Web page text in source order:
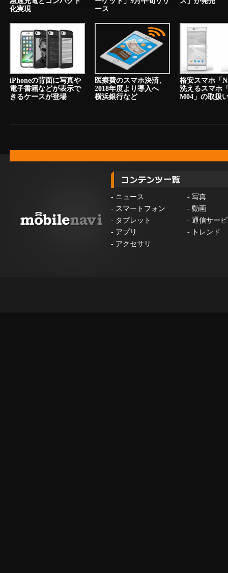
化実現
ース
iPhoneの背面に写真や
電子書籍などが表示で
きるケースが登場
医療費のスマホ決済、
2018年度より導入へ
横浜銀行など
格安スマホ
洗えるスマホ
M04」の取扱
- ニュース - 写真
- スマートフォン - 動画
- タブレット - 通信サー
- アプリ -
トレンド
- アクセサリ